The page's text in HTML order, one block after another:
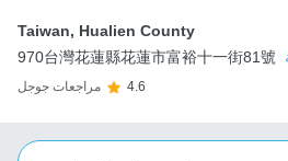
Taiwan, Hualien County
970台灣花蓮縣花蓮市富裕十一街81號
مراجعات جوجل 4.6